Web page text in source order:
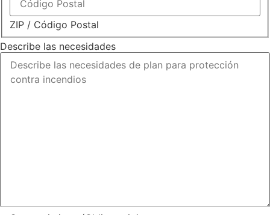
ZIP / Código Postal
Describe las necesidades